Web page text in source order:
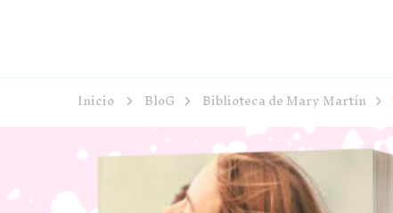
Inicio BloG Biblioteca de Mary Martín